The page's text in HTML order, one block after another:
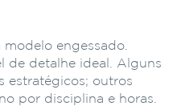
engessado.
de detalhe ideal. Alguns
estratégicos; outros
por disciplina e horas.